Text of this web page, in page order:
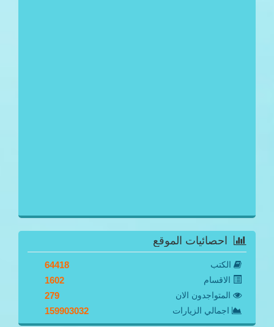
احصائيات الموقع
الكتب 64418
الاقسام 1602
المتواجدون الان 279
اجمالي الزيارات 159903032